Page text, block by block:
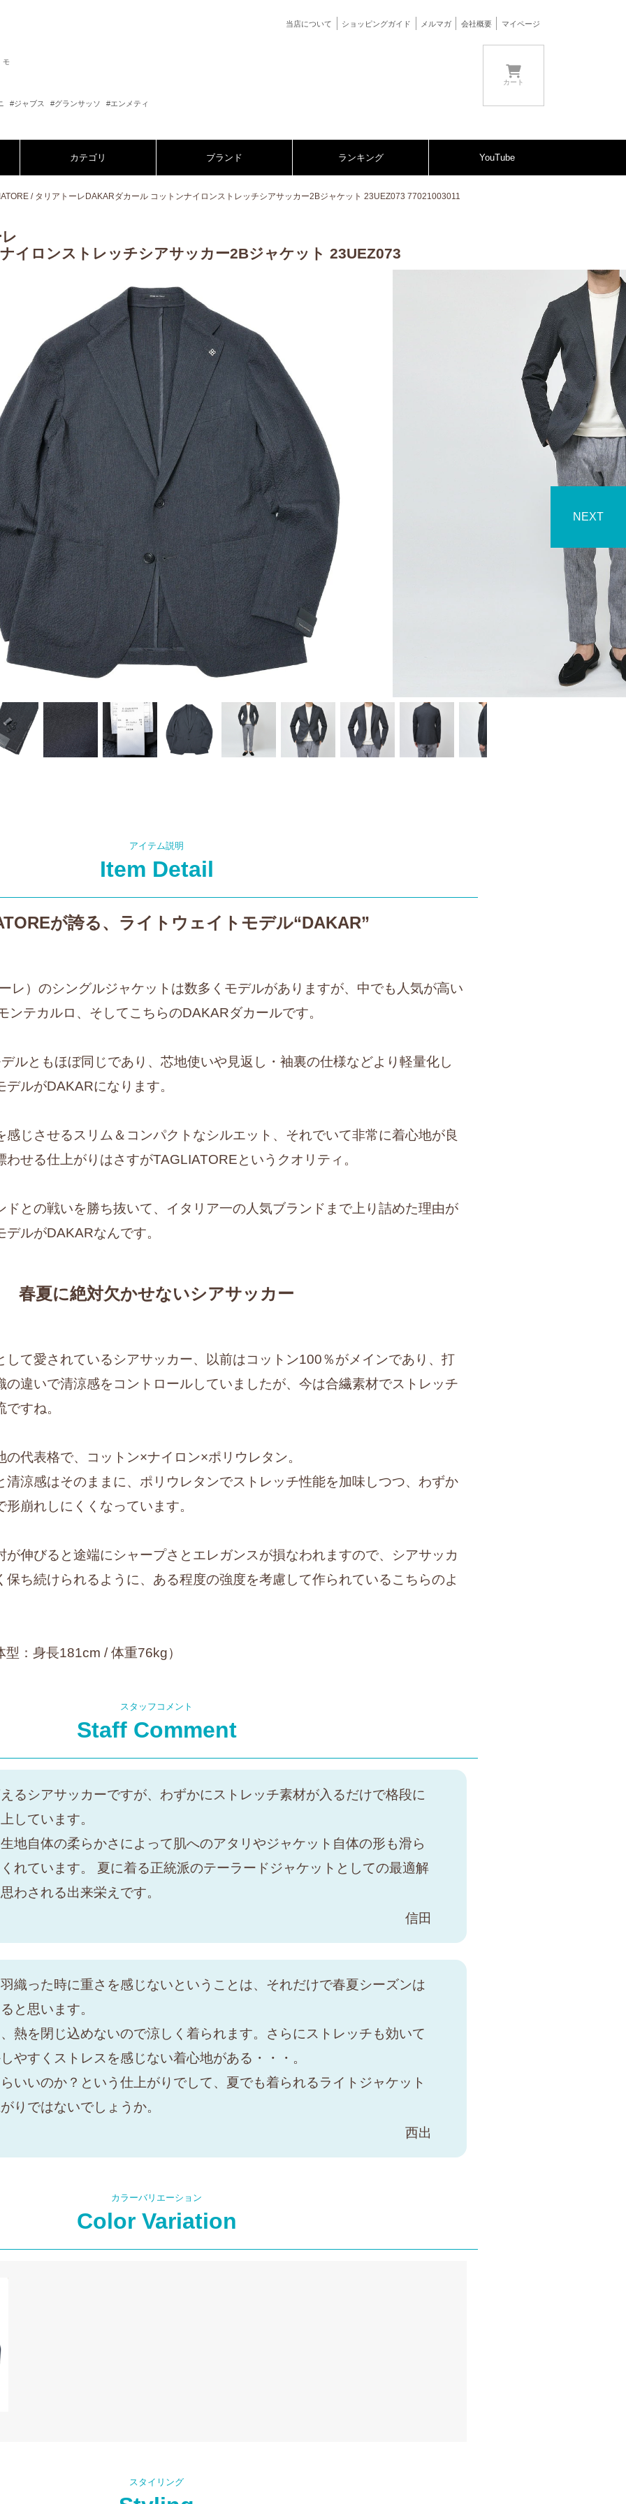
#ジャブス #グランサッソ #エンメティ
当店について ショッピングガイド メルマガ 会社概要 マイページ
カート
カテゴリ ブランド ランキング YouTube
/ タリアトーレDAKARダカール コットンナイロンストレッチシアサッカー2Bジャケット 23UEZ073 77021003011
アイテム説明
Item Detail
が誇る、ライトウェイトモデル“DAKAR”
レ）のシングルジャケットは数多くモデルがありますが、中でも人気が高い
ンテカルロ、そしてこちらのDAKARダカールです。
ルともほぼ同じであり、芯地使いや見返し・袖裏の仕様などより軽量化し
ルがDAKARになります。
感じさせるスリム＆コンパクトなシルエット、それでいて非常に着心地が良
せる仕上がりはさすがTAGLIATOREというクオリティ。
ドとの戦いを勝ち抜いて、イタリア一の人気ブランドまで上り詰めた理由が
ルがDAKARなんです。
春夏に絶対欠かせないシアサッカー
して愛されているシアサッカー、以前はコットン100％がメインであり、打
の違いで清涼感をコントロールしていましたが、今は合繊素材でストレッチ
すね。
代表格で、コットン×ナイロン×ポリウレタン。
清涼感はそのままに、ポリウレタンでストレッチ性能を加味しつつ、わずか
崩れしにくくなっています。
が伸びると途端にシャープさとエレガンスが損なわれますので、シアサッカ
保ち続けられるように、ある程度の強度を考慮して作られているこちらのよ
：身長181cm / 体重76kg）
スタッフコメント
Staff Comment
るシアサッカーですが、わずかにストレッチ素材が入るだけで格段に
しています。
地自体の柔らかさによって肌へのアタリやジャケット自体の形も滑ら
れています。 夏に着る正統派のテーラードジャケットとしての最適解
わされる出来栄えです。
信田
織った時に重さを感じないということは、それだけで春夏シーズンは
と思います。
熱を閉じ込めないので涼しく着られます。さらにストレッチも効いて
やすくストレスを感じない着心地がある・・・。
いいのか？という仕上がりでして、夏でも着られるライトジャケット
りではないでしょうか。
西出
カラーバリエーション
Color Variation
スタイリング